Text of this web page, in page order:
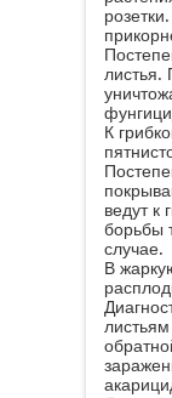
листья.
К
ведут к
борьбы
случае.
В